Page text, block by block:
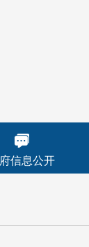
信息公开